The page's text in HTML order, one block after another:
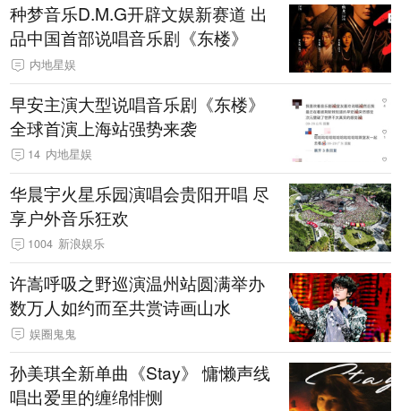
种梦音乐D.M.G开辟文娱新赛道 出
品中国首部说唱音乐剧《东楼》
内地星娱
早安主演大型说唱音乐剧《东楼》
全球首演上海站强势来袭
14 内地星娱
华晨宇火星乐园演唱会贵阳开唱 尽
享户外音乐狂欢
1004 新浪娱乐
许嵩呼吸之野巡演温州站圆满举办
数万人如约而至共赏诗画山水
娱圈鬼鬼
孙美琪全新单曲《Stay》 慵懒声线
唱出爱里的缠绵悱恻